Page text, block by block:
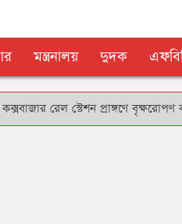
মন্ত্রনালয় দুদক
রেল স্টেশন প্রাঙ্গণে বৃক্ষরোপণ